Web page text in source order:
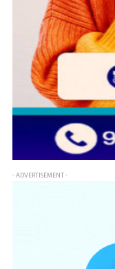
- ADVERTISEMENT -